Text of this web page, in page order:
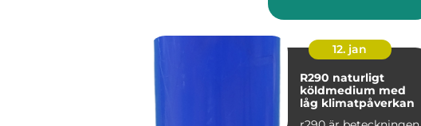
12. jan
R290 naturligt
köldmedium med
låg klimatpåverkan